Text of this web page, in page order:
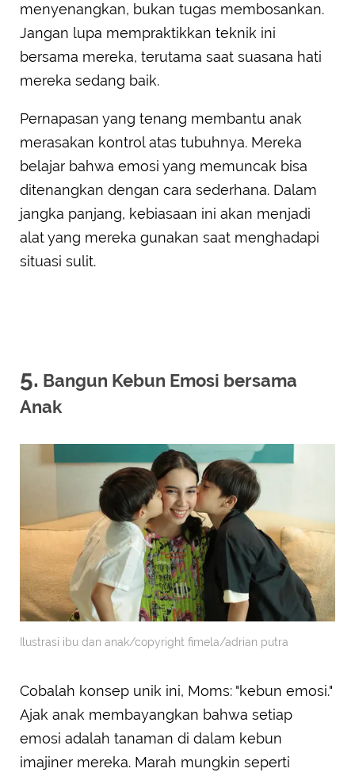
menyenangkan, bukan tugas membosankan.
Jangan lupa mempraktikkan teknik ini
bersama mereka, terutama saat suasana hati
mereka sedang baik.
Pernapasan yang tenang membantu anak
merasakan kontrol atas tubuhnya. Mereka
belajar bahwa emosi yang memuncak bisa
ditenangkan dengan cara sederhana. Dalam
jangka panjang, kebiasaan ini akan menjadi
alat yang mereka gunakan saat menghadapi
situasi sulit.
5. Bangun Kebun Emosi bersama
Anak
Ilustrasi ibu dan anak/copyright fimela/adrian putra
Cobalah konsep unik ini, Moms: "kebun emosi."
Ajak anak membayangkan bahwa setiap
emosi adalah tanaman di dalam kebun
imajiner mereka. Marah mungkin seperti